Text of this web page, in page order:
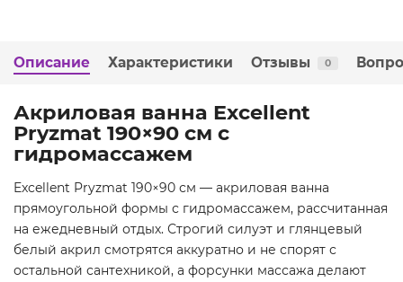
Описание Характеристики Отзывы 0
Акриловая ванна Excellent
Pryzmat 190×90 см с
гидромассажем
Excellent Pryzmat 190×90 см — акриловая ванна
прямоугольной формы с гидромассажем, рассчитанная
на ежедневный отдых. Строгий силуэт и глянцевый
белый акрил смотрятся аккуратно и не спорят с
остальной сантехникой, а форсунки массажа делают